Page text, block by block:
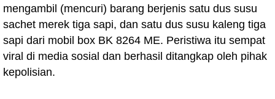
mengambil (mencuri) barang berjenis satu dus susu
sachet merek tiga sapi, dan satu dus susu kaleng tiga
sapi dari mobil box BK 8264 ME. Peristiwa itu sempat
viral di media sosial dan berhasil ditangkap oleh pihak
kepolisian.